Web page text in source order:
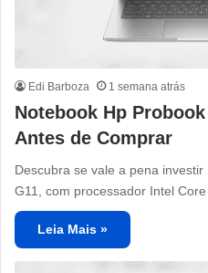
Edi Barboza 1 semana atrás
Notebook Hp
Antes de Comprar
Descubra se vale a pena
G11, com processador Intel
Leia Mais »